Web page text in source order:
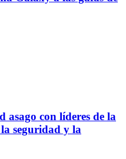
Galaxy a las gafas de
con líderes de la
seguridad y la